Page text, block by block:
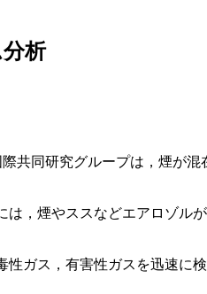
析
共同研究グループは，煙が
，煙やススなどエアロゾル
ガス，有害性ガスを迅速に